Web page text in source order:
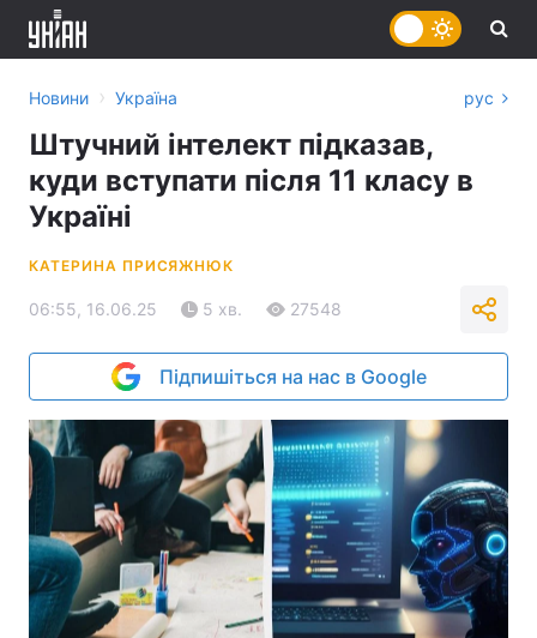
Новини › Україна рус
Штучний інтелект підказав,
куди вступати після 11 класу в
Україні
КАТЕРИНА ПРИСЯЖНЮК
06:55, 16.06.25 5 хв. 27548
Підпишіться на нас в Google